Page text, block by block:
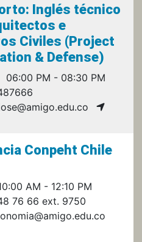
Inglés técnico
e
Civiles (Project
& Defense)
06:00 PM - 08:30 PM
Conpeht Chile
AM - 12:10 PM
76 66 ext. 9750